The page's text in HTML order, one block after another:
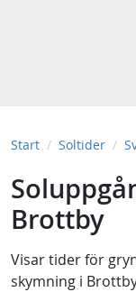
Start Soltider
Brottby
Visar tider för
skymning i